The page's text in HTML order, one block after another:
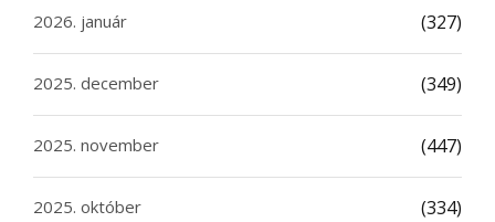
2026. január (327)
2025. december (349)
2025. november (447)
2025. október (334)